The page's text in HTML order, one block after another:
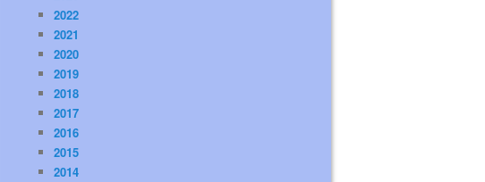
2022
2021
2020
2019
2018
2017
2016
2015
2014